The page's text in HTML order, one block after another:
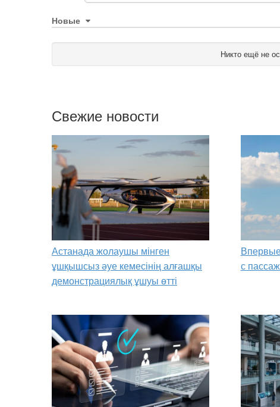
Новые
Никто ещё не
Свежие новости
Астанада жолаушы мінген
ұшқышсыз әуе кемесінің алғашқы
демонстрациялық ұшуы өтті
с